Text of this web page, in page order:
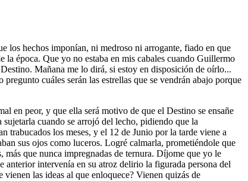
los hechos imponían, ni medroso ni arrogante, fiado en que
la época. Que yo no estaba en mis cabales cuando Guillermo
Mañana me lo dirá, si estoy en disposición de oírlo...
cuáles serán las estrellas que se vendrán abajo porque
en peor, y que ella será motivo de que el Destino se ensañe
cuando se arrojó del lecho, pidiendo que la
los meses, y el 12 de Junio por la tarde viene a
sus ojos como luceros. Logré calmarla, prometiéndole que
más que nunca impregnadas de ternura. Díjome que yo le
anterior intervenía en su atroz delirio la figurada persona del
las ideas al que enloquece? Vienen quizás de